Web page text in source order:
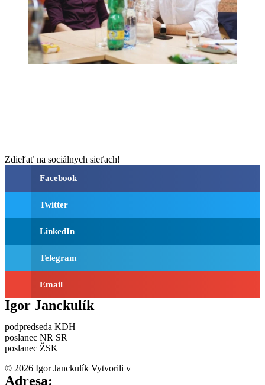
Zdieľať na sociálnych sieťach!
Facebook
Twitter
LinkedIn
Telegram
Email
Igor Janckulík
podpredseda KDH
poslanec NR SR
poslanec ŽSK
© 2026 Igor Janckulík Vytvorili v
Adresa: